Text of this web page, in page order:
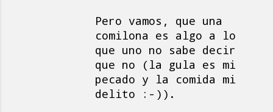
Pero vamos, que una
comilona es algo a lo
que uno no sabe decir
que no (la gula es mi
pecado y la comida mi
delito :-)).